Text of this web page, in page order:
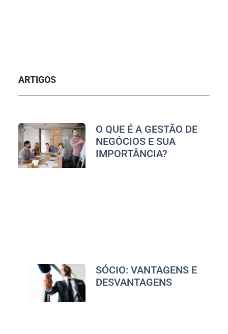
ARTIGOS
O QUE É A GESTÃO DE
NEGÓCIOS E SUA
IMPORTÂNCIA?
SÓCIO: VANTAGENS E
DESVANTAGENS